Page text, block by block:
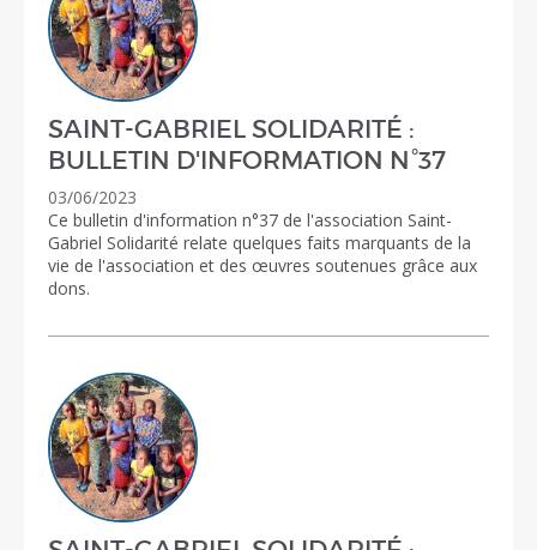
SAINT-GABRIEL SOLIDARITÉ :
BULLETIN D'INFORMATION N°37
03/06/2023
Ce bulletin d'information n°37 de l'association Saint-
Gabriel Solidarité relate quelques faits marquants de la
vie de l'association et des œuvres soutenues grâce aux
dons.